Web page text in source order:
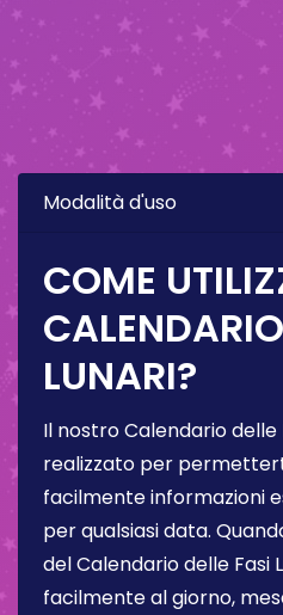
Modalità d'uso
COME
LUNARI?
Il nostro Calendario delle
realizzato per
facilmente informazioni
per qualsiasi data.
del Calendario delle Fasi
facilmente al giorno,